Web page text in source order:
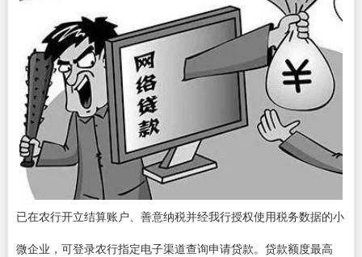
已在农行开立结算账户、善意纳税并经我行授权使用税务数据的小
微企业，可登录农行指定电子渠道查询申请贷款。贷款额度最高